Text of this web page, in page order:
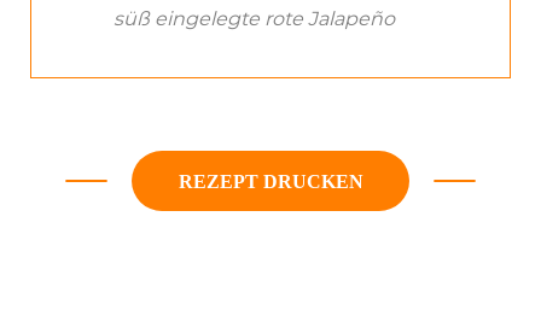
süß eingelegte rote Jalapeño
REZEPT DRUCKEN